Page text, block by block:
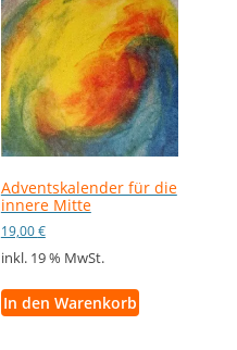
Adventskalender für die
innere Mitte
19,00€
inkl. 19 % MwSt.
In den Warenkorb